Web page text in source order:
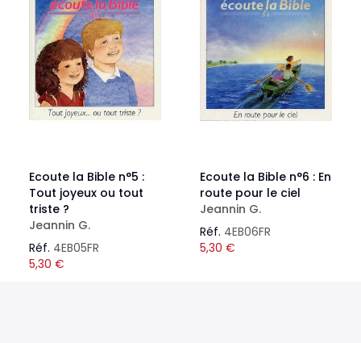
Ecoute la Bible n°5 :
Tout joyeux ou tout
triste ?
Jeannin G.
Réf. 4EB05FR
5,30 €
Ecoute la Bible n°6 : En
route pour le ciel
Jeannin G.
Réf. 4EB06FR
5,30 €